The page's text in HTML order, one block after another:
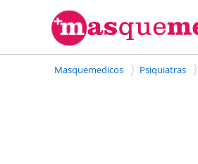
Masquemedicos Psiquiatras